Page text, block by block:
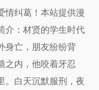
情纠葛！本站提供漫
介：材贤的学生时代
身亡，朋友纷纷背
之内，他咬着牙忍
。白天沉默服刑，夜